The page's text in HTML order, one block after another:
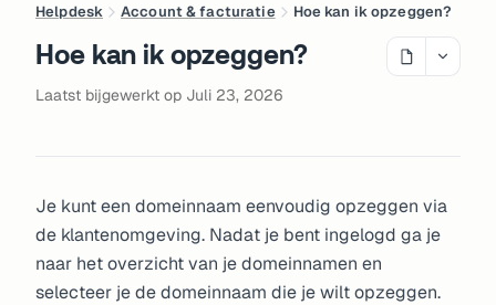
Helpdesk Account & facturatie Hoe kan ik opzeggen?
Hoe kan ik opzeggen?
Laatst bijgewerkt op Juli 23, 2026
Je kunt een domeinnaam eenvoudig opzeggen via
de klantenomgeving. Nadat je bent ingelogd ga je
naar het overzicht van je domeinnamen en
selecteer je de domeinnaam die je wilt opzeggen.